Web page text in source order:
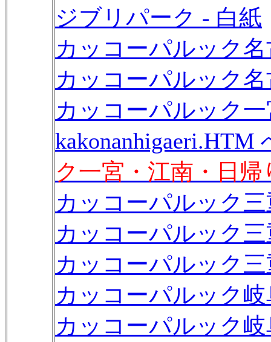
ジブリパーク - 白紙
カッコーパルック
カッコーパルック
カッコーパルック
kakonanhigaeri.HTM
ク一宮・江南・日帰
カッコーパルック
カッコーパルック
カッコーパルック
カッコーパルック
カッコーパルック